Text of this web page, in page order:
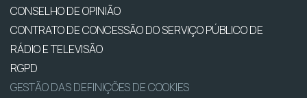
CONSELHO DE OPINIÃO
CONTRATO DE CONCESSÃO DO SERVIÇO PÚBLICO DE
RÁDIO E TELEVISÃO
RGPD
GESTÃO DAS DEFINIÇÕES DE COOKIES